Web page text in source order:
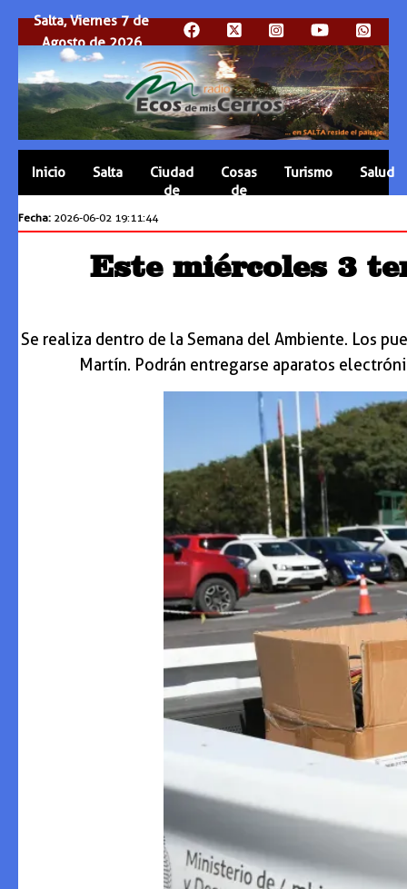
Salta, Viernes 7 de
Agosto de 2026
Inicio Salta
Ciudad
de
Cosas
de
Turismo Salud
Fecha: 2026-06-02 19:11:44
Este miércoles 3
Se realiza dentro de la Semana del Ambiente. Los
Martín. Podrán entregarse aparatos